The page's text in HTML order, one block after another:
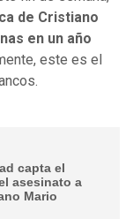
de Cristiano
en un año
este es el
capta el
asesinato a
Mario